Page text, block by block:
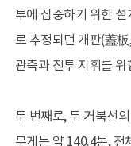
이용마당
투에 집중하기 위한
로 추정되던 개판(蓋
관측과 전투 지휘를 위
두 번째로, 두 거북선
무게는 약 140.4톤, 전